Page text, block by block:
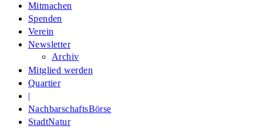
Mitmachen
Spenden
Verein
Newsletter
Archiv
Mitglied werden
Quartier
|
NachbarschaftsBörse
StadtNatur